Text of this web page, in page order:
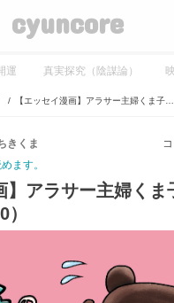
cyuncore
運 真実探究（陰謀論）
きくま
ます。
】アラサー主婦く